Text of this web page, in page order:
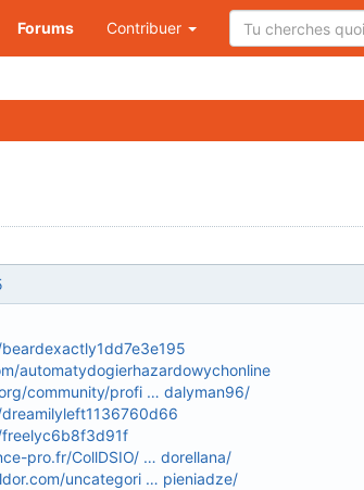
Forums Contribuer
automatydogierhazardowychonline
community/profi … dalyman96/
pro.fr/CollDSIO/ … dorellana/
uncategori … pieniadze/